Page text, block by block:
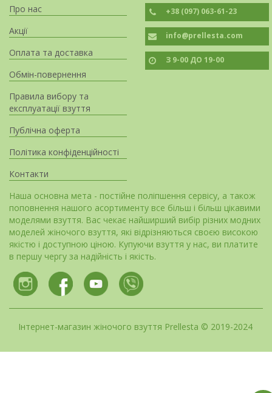
Про нас
Акції
Оплата та доставка
Обмін-повернення
Правила вибору та
експлуатації взуття
Публічна оферта
Політика конфіденційності
Контакти
+38 (097) 063-61-23
info@prellesta.com
З 9-00 ДО 19-00
Наша основна мета - постійне поліпшення сервісу, а також
поповнення нашого асортименту все більш і більш цікавими
моделями взуття. Вас чекає найширший вибір різних модних
моделей жіночого взуття, які відрізняються своєю високою
якістю і доступною ціною. Купуючи взуття у нас, ви платите
в першу чергу за надійність і якість.
Інтернет-магазин жіночого взуття Prellesta © 2019-2024